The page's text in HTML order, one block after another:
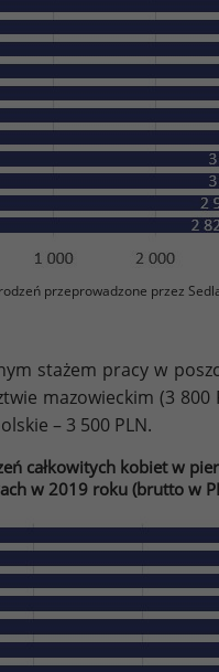
przeprowadzone przez
stażem pracy w
mazowieckim (3
– 3 500 PLN.
całkowitych kobiet w
w 2019 roku (brutto w